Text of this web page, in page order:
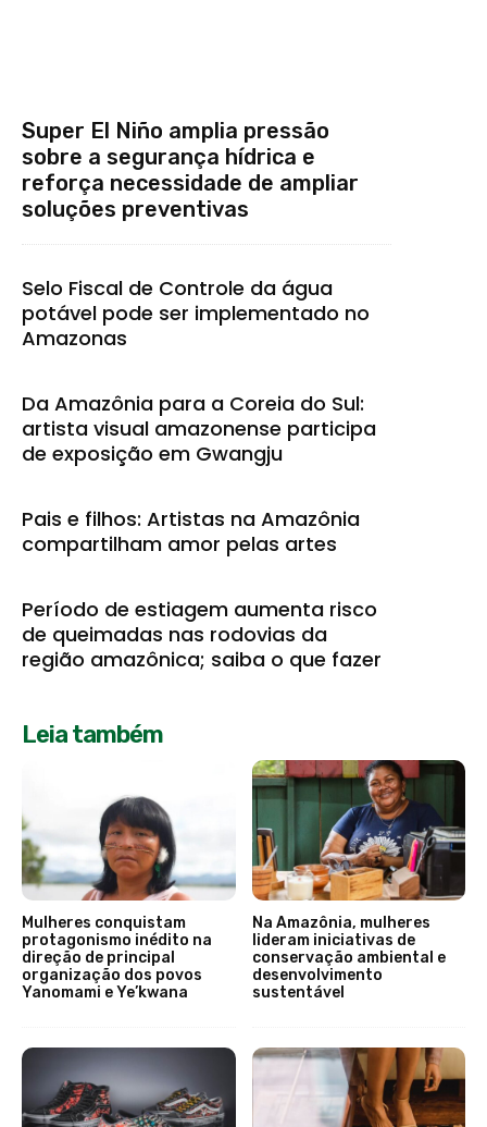
Super El Niño amplia pressão
sobre a segurança hídrica e
reforça necessidade de ampliar
soluções preventivas
Selo Fiscal de Controle da água
potável pode ser implementado no
Amazonas
Da Amazônia para a Coreia do Sul:
artista visual amazonense participa
de exposição em Gwangju
Pais e filhos: Artistas na Amazônia
compartilham amor pelas artes
Período de estiagem aumenta risco
de queimadas nas rodovias da
região amazônica; saiba o que fazer
Leia também
Mulheres conquistam
protagonismo inédito na
direção de principal
organização dos povos
Yanomami e Ye’kwana
Na Amazônia, mulheres
lideram iniciativas de
conservação ambiental e
desenvolvimento
sustentável